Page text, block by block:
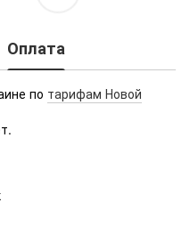
Оплата
по тарифам Новой